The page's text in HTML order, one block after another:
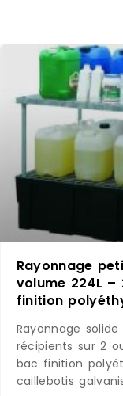
Rayonnage
volume 224L –
finition
Rayonnage
récipients sur 2
bac finition
caillebotis